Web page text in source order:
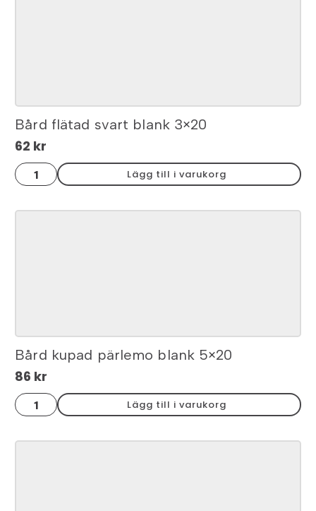
Bård flätad svart blank 3×20
62 kr
Bård
flätad
svart
3x20
Lägg till i varukorg
Bård kupad pärlemo blank 5×20
86 kr
Bård
kupad
pärlemo
5x20
Lägg till i varukorg